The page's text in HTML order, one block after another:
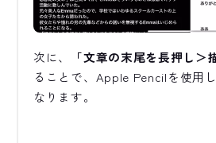
次に、 「文章の末尾を長押し
ることで、Apple Pencilを使用
なります。